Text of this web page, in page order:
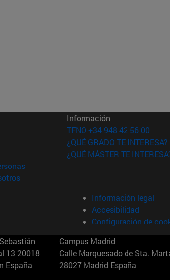
en nueva ventana)
nueva ventana)
(abre en nueva ventana)
(abre en nueva ventana)
(abre en nueva ventana)
Información
TFNO +34 948 42 56 00
¿QUÉ GRADO TE INTERESA?
¿QUÉ MÁSTER TE
Información legal
Accesibilidad
Configuración de
13 20018
España
Campus Madrid
Calle Marquesado de Sta.
28027 Madrid España